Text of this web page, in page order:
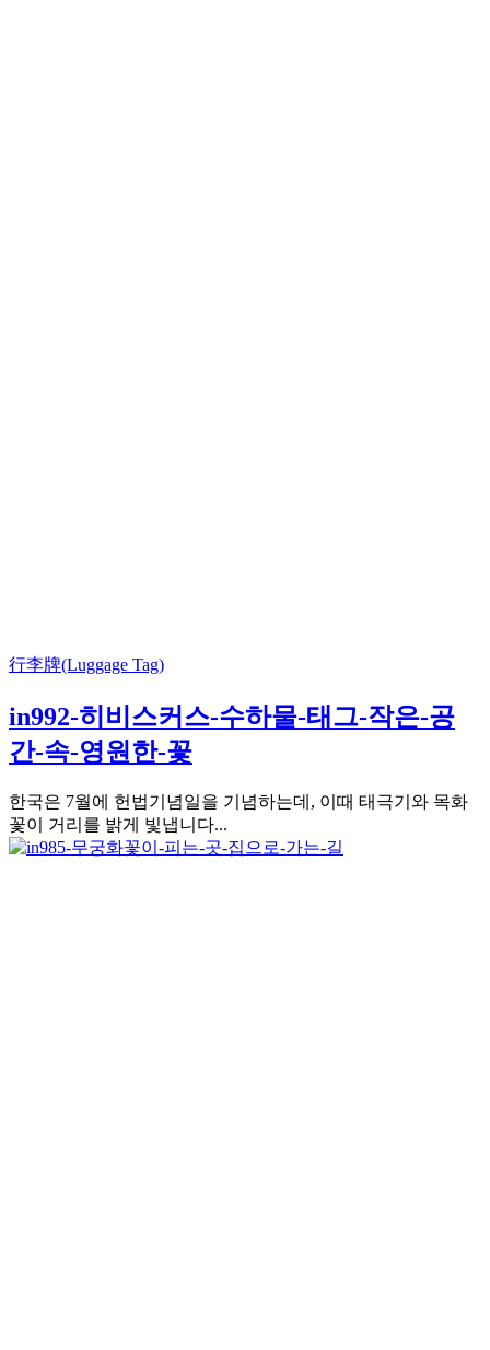
行李牌(Luggage Tag)
in992-히비스커스-수하물-태그-작은-공
간-속-영원한-꽃
한국은 7월에 헌법기념일을 기념하는데, 이때 태극기와 목화
꽃이 거리를 밝게 빛냅니다...